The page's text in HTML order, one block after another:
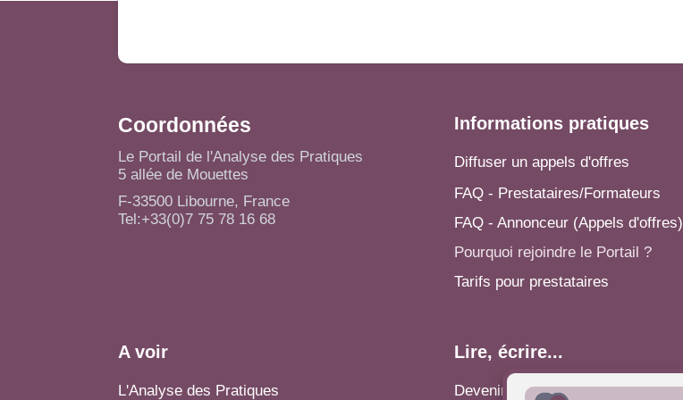
Coordonnées
Le Portail de l'Analyse des Pratiques
5 allée de Mouettes
F-33500 Libourne, France
Tel:+33(0)7 75 78 16 68
Informations pratiques
Diffuser un appels d'offres
FAQ - Prestataires/Formateurs
FAQ - Annonceur (Appels d'offres)
Pourquoi rejoindre le Portail ?
Tarifs pour prestataires
A voir
L'Analyse des Pratiques
Lire, écrire...
Devenir rédacteur